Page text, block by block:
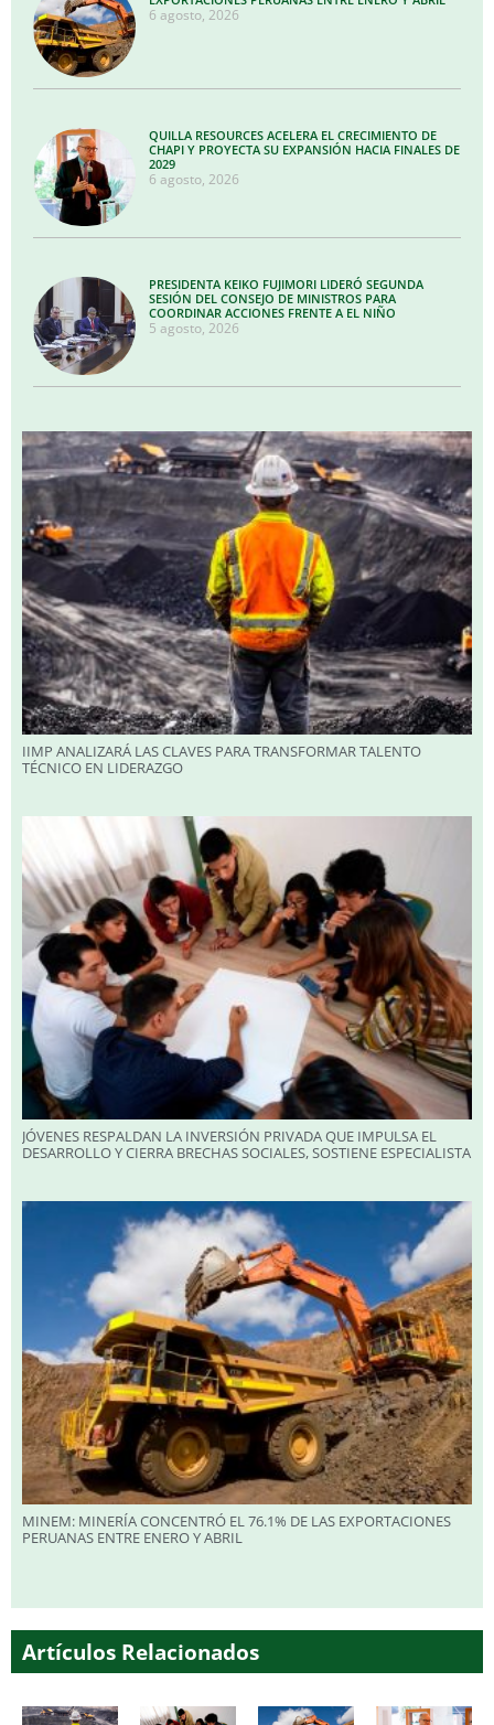
6 agosto, 2026
QUILLA RESOURCES ACELERA EL CRECIMIENTO DE
CHAPI Y PROYECTA SU EXPANSIÓN HACIA FINALES DE
2029
6 agosto, 2026
PRESIDENTA KEIKO FUJIMORI LIDERÓ SEGUNDA
SESIÓN DEL CONSEJO DE MINISTROS PARA
COORDINAR ACCIONES FRENTE A EL NIÑO
5 agosto, 2026
IIMP ANALIZARÁ LAS CLAVES PARA TRANSFORMAR TALENTO
TÉCNICO EN LIDERAZGO
JÓVENES RESPALDAN LA INVERSIÓN PRIVADA QUE IMPULSA EL
DESARROLLO Y CIERRA BRECHAS SOCIALES, SOSTIENE ESPECIALISTA
MINEM: MINERÍA CONCENTRÓ EL 76.1% DE LAS EXPORTACIONES
PERUANAS ENTRE ENERO Y ABRIL
Artículos Relacionados